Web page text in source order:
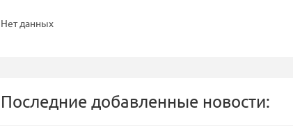
Нет данных
Последние добавленные новости: